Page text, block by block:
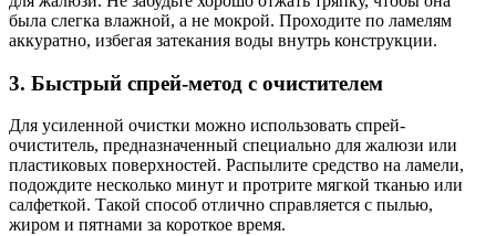
была слегка влажной, а не мокрой. Проходите по ламелям
аккуратно, избегая затекания воды внутрь конструкции.
3. Быстрый спрей-метод с очистителем
Для усиленной очистки можно использовать спрей-
очиститель, предназначенный специально для жалюзи или
пластиковых поверхностей. Распылите средство на ламели,
подождите несколько минут и протрите мягкой тканью или
салфеткой. Такой способ отлично справляется с пылью,
жиром и пятнами за короткое время.